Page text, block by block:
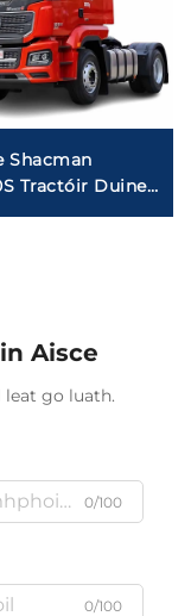
Shacman
Tractóir Duine
hInneall Dísle
Aisce
go luath.
0/100
0/100